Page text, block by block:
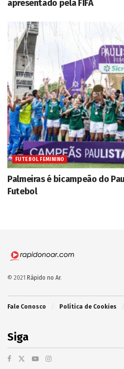
apresentado pela FIFA
FUTEBOL FEMININO
Palmeiras é bicampeão do
Futebol
© 2021 Rápido no Ar.
Fale Conosco Política de Cookies
Siga